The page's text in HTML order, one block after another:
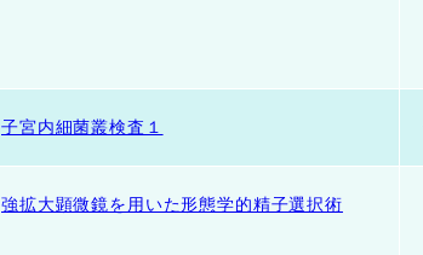
子宮内細菌叢検査１
強拡大顕微鏡を用いた形態学的精子選択術